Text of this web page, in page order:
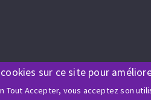
sur ce site pour
Tout Accepter, vous acceptez son